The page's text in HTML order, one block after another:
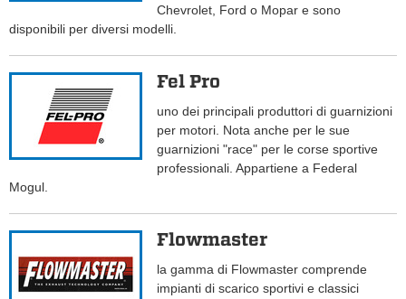
Chevrolet, Ford o Mopar e sono
disponibili per diversi modelli.
Fel Pro
uno dei principali produttori di guarnizioni
per motori. Nota anche per le sue
guarnizioni "race" per le corse sportive
professionali. Appartiene a Federal
Mogul.
Flowmaster
la gamma di Flowmaster comprende
impianti di scarico sportivi e classici